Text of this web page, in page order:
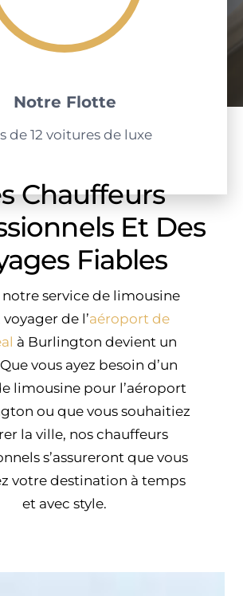
Notre Flotte
de 12 voitures de luxe
Chauffeurs
Et Des
Fiables
notre service de limousine
de l’aéroport de
à Burlington devient un
vous ayez besoin d’un
limousine pour l’aéroport
ou que vous souhaitiez
la ville, nos chauffeurs
s’assureront que vous
votre destination à temps
et avec style.